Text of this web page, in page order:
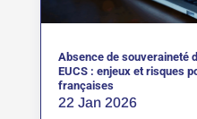
Absence de souveraineté
EUCS : enjeux et risques
françaises
22 Jan 2026